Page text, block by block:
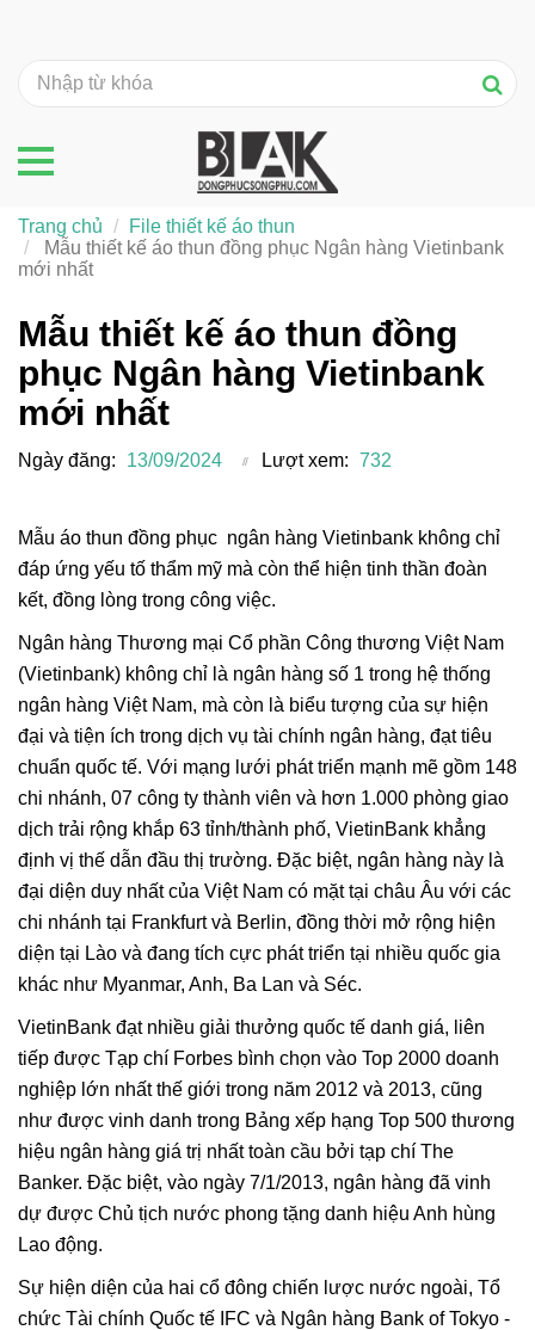
Mẫu thiết kế áo thun đồng
phục Ngân hàng Vietinbank
mới nhất
Ngày đăng: 13/09/2024 Lượt xem: 732
Mẫu áo thun đồng phục ngân hàng Vietinbank không chỉ
đáp ứng yếu tố thẩm mỹ mà còn thể hiện tinh thần đoàn
kết, đồng lòng trong công việc.
Ngân hàng Thương mại Cổ phần Công thương Việt Nam
(Vietinbank) không chỉ là ngân hàng số 1 trong hệ thống
ngân hàng Việt Nam, mà còn là biểu tượng của sự hiện
đại và tiện ích trong dịch vụ tài chính ngân hàng, đạt tiêu
chuẩn quốc tế. Với mạng lưới phát triển mạnh mẽ gồm 148
chi nhánh, 07 công ty thành viên và hơn 1.000 phòng giao
dịch trải rộng khắp 63 tỉnh/thành phố, VietinBank khẳng
định vị thế dẫn đầu thị trường. Đặc biệt, ngân hàng này là
đại diện duy nhất của Việt Nam có mặt tại châu Âu với các
chi nhánh tại Frankfurt và Berlin, đồng thời mở rộng hiện
diện tại Lào và đang tích cực phát triển tại nhiều quốc gia
khác như Myanmar, Anh, Ba Lan và Séc.
VietinBank đạt nhiều giải thưởng quốc tế danh giá, liên
tiếp được Tạp chí Forbes bình chọn vào Top 2000 doanh
nghiệp lớn nhất thế giới trong năm 2012 và 2013, cũng
như được vinh danh trong Bảng xếp hạng Top 500 thương
hiệu ngân hàng giá trị nhất toàn cầu bởi tạp chí The
Banker. Đặc biệt, vào ngày 7/1/2013, ngân hàng đã vinh
dự được Chủ tịch nước phong tặng danh hiệu Anh hùng
Lao động.
Sự hiện diện của hai cổ đông chiến lược nước ngoài, Tổ
chức Tài chính Quốc tế IFC và Ngân hàng Bank of Tokyo -
Trang chủ
File thiết kế áo thun
Mẫu thiết kế áo thun đồng phục Ngân hàng Vietinbank
mới nhất